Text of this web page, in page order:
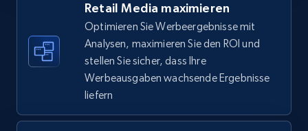
Walmart - products - Find new products by
using specific category URL
URL, Final price, Sku, Currency, Gtin,
Specifications, Image urls, Top reviews, and
5.6K+ 876+ Jetzt anfangen
Retail Media maximieren
Optimieren Sie Werbeergebnisse mit
Analysen, maximieren Sie den ROI und
stellen Sie sicher, dass Ihre
Werbeausgaben wachsende Ergebnisse
liefern